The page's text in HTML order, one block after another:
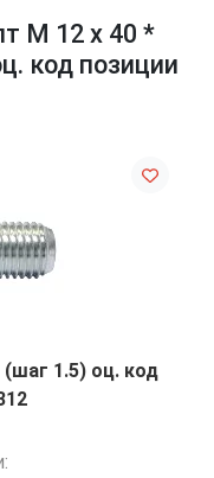
М 12 х 40 *
код позиции
(шаг 1.5) оц. код